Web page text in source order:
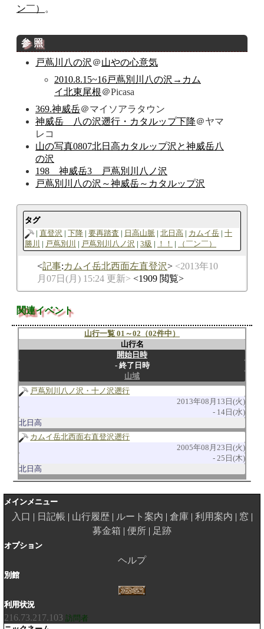
ン￣）
。
参照
戸蔦川八の沢 ＠山やの心意気
2010.8.15~16戸蔦別川八の沢→カム
イ北東尾根＠Picasa
369.神威岳＠マイソアラタウン
神威岳 八の沢遡行・カタルップ下降＠ヤマ
レコ
山の写真0807北日高カタルップ沢と神威岳八
の沢
198 神威岳3 戸蔦別川八ノ沢
戸蔦別川八の沢～神威岳～カタルップ沢
タグ
直登沢
下降 要再踏査 日高山脈 北日高 カムイ岳 十
勝川
戸蔦別川 戸蔦別川八ノ沢 3級 ！！ （￣ン￣）
記事:カムイ岳北西面左直登沢
2013年10
月07日(月) 15:24 更新
1909 閲覧
関連イベント
山行一覧 01～02（02件中）
山行名
開始日時
終了日時
山域
戸蔦別川八ノ沢・十ノ沢遡行
2013年08月13日(火)
14日(水)
北日高
カムイ岳北西面右直登沢遡行
2005年08月23日(火)
25日(木)
北日高
メインメニュー
入口 日記帳 山行履歴 ルート案内 倉庫 利用案内
窓
募金箱
便所 足跡
オプション
ヘルプ
別館
利用状況
216.73.217.103 訪問者